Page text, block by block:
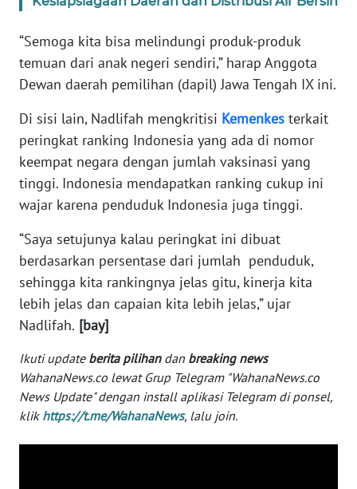
“Semoga kita bisa melindungi produk-produk
temuan dari anak negeri sendiri,” harap Anggota
Dewan daerah pemilihan (dapil) Jawa Tengah IX ini.
Di sisi lain, Nadlifah mengkritisi Kemenkes terkait
peringkat ranking Indonesia yang ada di nomor
keempat negara dengan jumlah vaksinasi yang
tinggi. Indonesia mendapatkan ranking cukup ini
wajar karena penduduk Indonesia juga tinggi.
“Saya setujunya kalau peringkat ini dibuat
berdasarkan persentase dari jumlah penduduk,
sehingga kita rankingnya jelas gitu, kinerja kita
lebih jelas dan capaian kita lebih jelas,” ujar
Nadlifah. [bay]
Ikuti update berita pilihandan breaking news
WahanaNews.co lewat Grup Telegram "WahanaNews.co
News Update" dengan install aplikasi Telegram di ponsel,
klik https://t.me/WahanaNews, lalu join.
WN
BANTEN
NTT
KEPRI
WN
PAPUA
BARAT
RIAU
WN
SERAMBI